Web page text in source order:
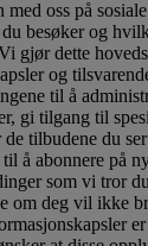
med oss på
du besøker og
gjør dette
og
til å
gi tilgang til
tilbudene du
å abonnere på
som vi tror
om deg vil ikke